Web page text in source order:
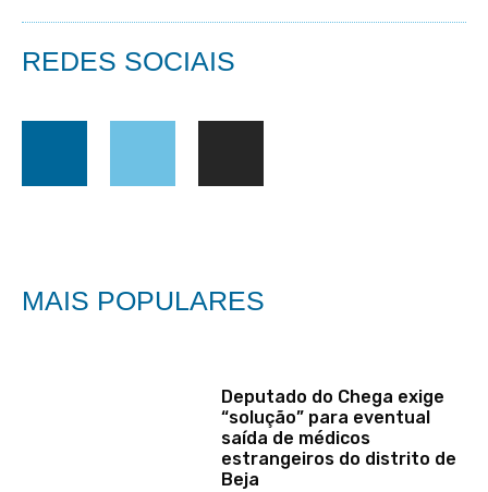
REDES SOCIAIS
MAIS POPULARES
Deputado do Chega exige
“solução” para eventual
saída de médicos
estrangeiros do distrito de
Beja